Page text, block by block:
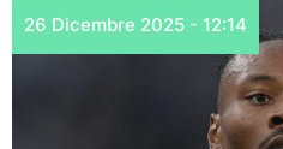
26 Dicembre 2025 - 12:14